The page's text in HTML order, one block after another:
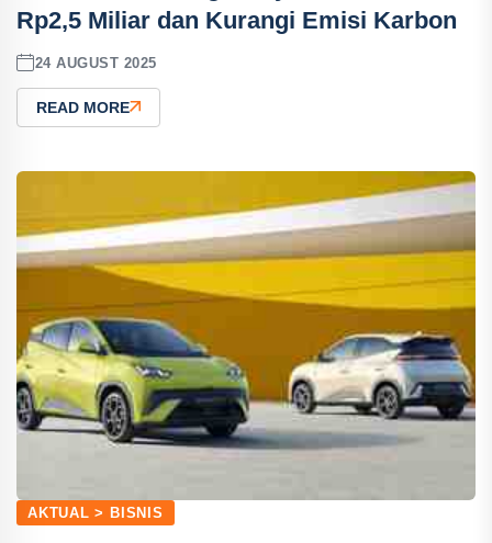
Rp2,5 Miliar dan Kurangi Emisi Karbon
24 AUGUST 2025
READ MORE
AKTUAL > BISNIS